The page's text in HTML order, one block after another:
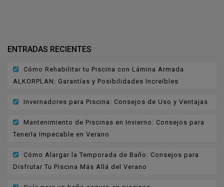
ENTRADAS RECIENTES
Cómo Rehabilitar tu Piscina con Lámina Armada
ALKORPLAN: Garantías y Posibilidades Increíbles
Invernadores para Piscina: Consejos de Uso y Ventajas
Mantenimiento de Piscinas en Invierno: Consejos para
Tenerla Impecable en Verano
Cómo Alargar la Temporada de Baño: Consejos para
Disfrutar Tu Piscina Más Allá del Verano